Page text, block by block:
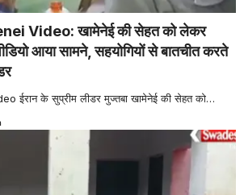
Video: खामेनेई की सेहत को लेकर
आया सामने, सहयोगियों से बातचीत करते
ईरान के सुप्रीम लीडर मुज्तबा खामेनेई की सेहत को…